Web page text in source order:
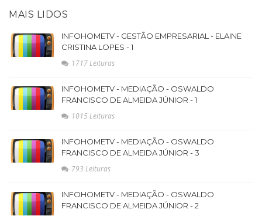
MAIS LIDOS
INFOHOMETV - GESTÃO EMPRESARIAL - ELAINE
CRISTINA LOPES - 1
1717 Leituras
INFOHOMETV - MEDIAÇÃO - OSWALDO
FRANCISCO DE ALMEIDA JÚNIOR - 1
1015 Leituras
INFOHOMETV - MEDIAÇÃO - OSWALDO
FRANCISCO DE ALMEIDA JÚNIOR - 3
793 Leituras
INFOHOMETV - MEDIAÇÃO - OSWALDO
FRANCISCO DE ALMEIDA JÚNIOR - 2